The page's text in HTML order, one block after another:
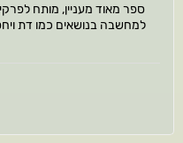
ספר מאוד מעניין, מותח
למחשבה בנושאים כמו דת